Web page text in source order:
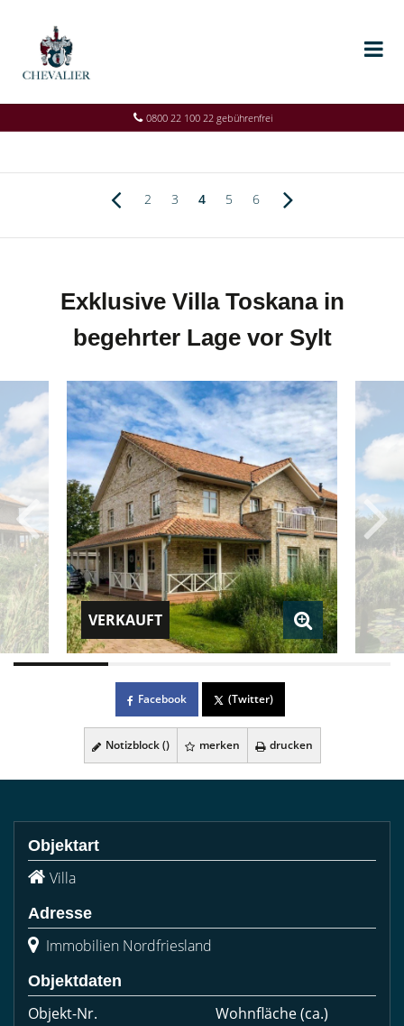
0800 22 100 22 gebührenfrei
2 3 4 5 6
Exklusive Villa Toskana in
begehrter Lage vor Sylt
VERKAUFT
Facebook (Twitter)
Notizblock () merken drucken
Objektart
Villa
Adresse
Immobilien Nordfriesland
Objektdaten
Objekt-Nr.
Wohnfläche(ca.)